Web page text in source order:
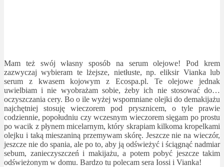
Mam też swój własny sposób na serum olejowe! Pod krem
zazwyczaj wybieram te lżejsze, nietłuste, np. eliksir Vianka lub
serum z kwasem kojowym z Ecospa.pl. Te olejowe jednak
uwielbiam i nie wyobrażam sobie, żeby ich nie stosować do…
oczyszczania cery. Bo o ile wyżej wspomniane olejki do demakijażu
najchętniej stosuję wieczorem pod prysznicem, o tyle prawie
codziennie, popołudniu czy wczesnym wieczorem sięgam po prostu
po wacik z płynem micelarnym, który skrapiam kilkoma kropelkami
olejku i taką mieszaniną przemywam skórę. Jeszcze nie na wieczór,
jeszcze nie do spania, ale po to, aby ją odświeżyć i ściągnąć nadmiar
sebum, zanieczyszczeń i makijażu, a potem pobyć jeszcze takim
odświeżonym w domu. Bardzo tu polecam sera Iossi i Vianka!